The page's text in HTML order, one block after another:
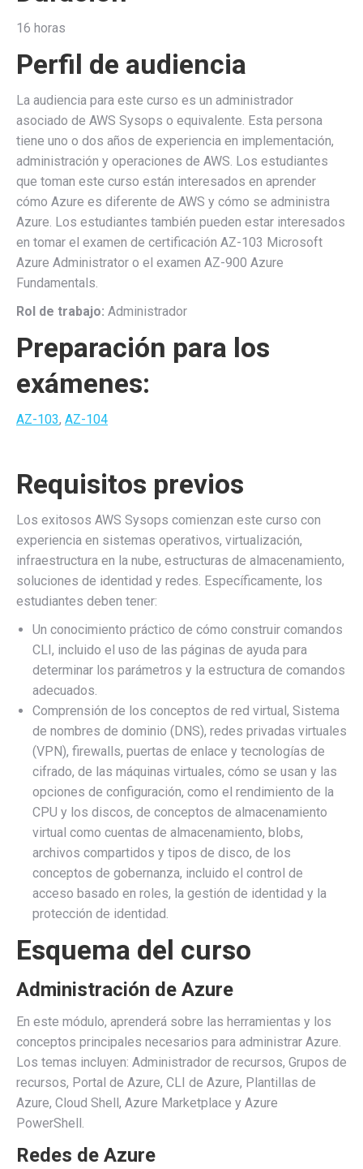
16 horas
Perfil de audiencia
La audiencia para este curso es un administrador
asociado de AWS Sysops o equivalente. Esta persona
tiene uno o dos años de experiencia en implementación,
administración y operaciones de AWS. Los estudiantes
que toman este curso están interesados en aprender
cómo Azure es diferente de AWS y cómo se administra
Azure. Los estudiantes también pueden estar interesados
en tomar el examen de certificación AZ-103 Microsoft
Azure Administrator o el examen AZ-900 Azure
Fundamentals.
Rol de trabajo: Administrador
Preparación para los
exámenes:
AZ-103, AZ-104
Requisitos previos
Los exitosos AWS Sysops comienzan este curso con
experiencia en sistemas operativos, virtualización,
infraestructura en la nube, estructuras de almacenamiento,
soluciones de identidad y redes. Específicamente, los
estudiantes deben tener:
Un conocimiento práctico de cómo construir comandos
CLI, incluido el uso de las páginas de ayuda para
determinar los parámetros y la estructura de comandos
adecuados.
Comprensión de los conceptos de red virtual, Sistema
de nombres de dominio (DNS), redes privadas virtuales
(VPN), firewalls, puertas de enlace y tecnologías de
cifrado, de las máquinas virtuales, cómo se usan y las
opciones de configuración, como el rendimiento de la
CPU y los discos, de conceptos de almacenamiento
virtual como cuentas de almacenamiento, blobs,
archivos compartidos y tipos de disco, de los
conceptos de gobernanza, incluido el control de
acceso basado en roles, la gestión de identidad y la
protección de identidad.
Esquema del curso
Administración de Azure
En este módulo, aprenderá sobre las herramientas y los
conceptos principales necesarios para administrar Azure.
Los temas incluyen: Administrador de recursos, Grupos de
recursos, Portal de Azure, CLI de Azure, Plantillas de
Azure, Cloud Shell, Azure Marketplace y Azure
PowerShell.
Redes de Azure